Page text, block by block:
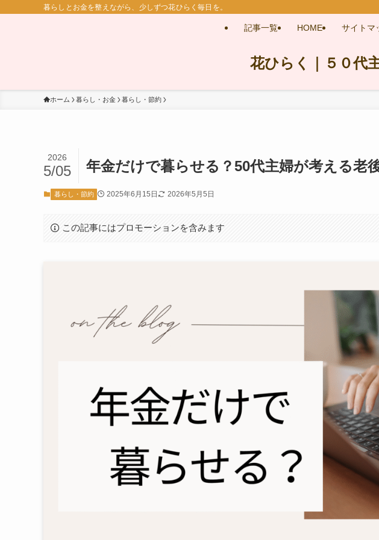
暮らしとお金を整えながら、少しずつ花ひらく毎日を。
花ひらく｜５０代
記事一覧 HOME サイトマ
ホーム 暮らし・お金 暮らし・節約
年金だけで暮らせる？50代主婦が考える老
2026
5/05
暮らし・節約 2025年6月15日 2026年5月5日
この記事にはプロモーションを含みます